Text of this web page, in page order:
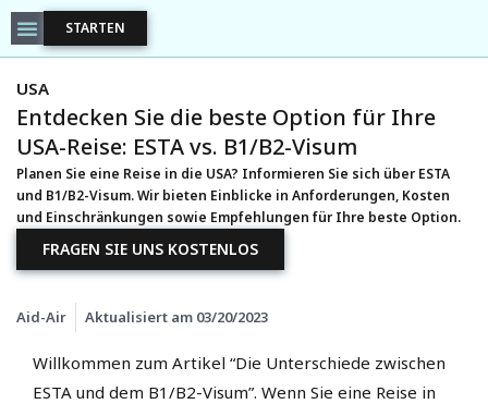
STARTEN
USA
Entdecken Sie die beste Option für Ihre
USA-Reise: ESTA vs. B1/B2-Visum
Planen Sie eine Reise in die USA? Informieren Sie sich über ESTA
und B1/B2-Visum. Wir bieten Einblicke in Anforderungen, Kosten
und Einschränkungen sowie Empfehlungen für Ihre beste Option.
FRAGEN SIE UNS KOSTENLOS
Aid-Air Aktualisiert am 03/20/2023
Willkommen zum Artikel “Die Unterschiede zwischen
ESTA und dem B1/B2-Visum”. Wenn Sie eine Reise in